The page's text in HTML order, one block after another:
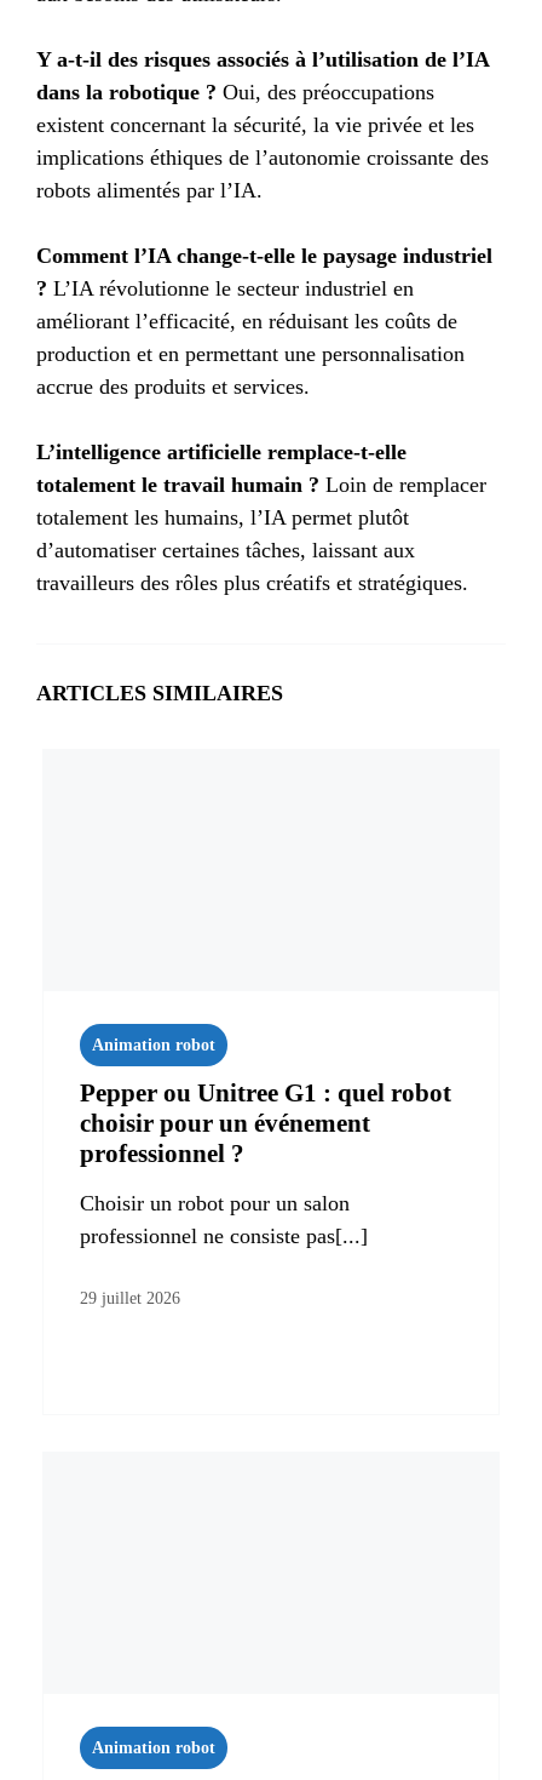
Y a-t-il des risques associés à l’utilisation de l’IA
dans la robotique ? Oui, des préoccupations
existent concernant la sécurité, la vie privée et les
implications éthiques de l’autonomie croissante des
robots alimentés par l’IA.
Comment l’IA change-t-elle le paysage industriel
? L’IA révolutionne le secteur industriel en
améliorant l’efficacité, en réduisant les coûts de
production et en permettant une personnalisation
accrue des produits et services.
L’intelligence artificielle remplace-t-elle
totalement le travail humain ? Loin de remplacer
totalement les humains, l’IA permet plutôt
d’automatiser certaines tâches, laissant aux
travailleurs des rôles plus créatifs et stratégiques.
ARTICLES SIMILAIRES
Animation robot
Pepper ou Unitree G1 : quel robot
choisir pour un événement
professionnel ?
Choisir un robot pour un salon
professionnel ne consiste pas[...]
29 juillet 2026
Animation robot